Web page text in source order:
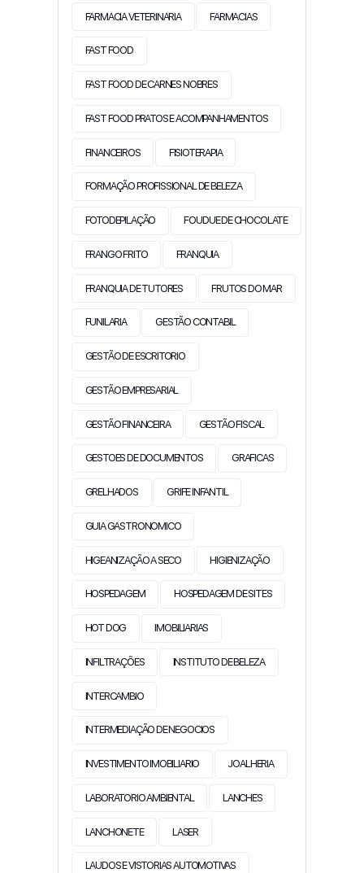
FARMACIA VETERINARIA FARMACIAS
FAST FOOD
FAST FOOD DE CARNES NOBRES
FAST FOOD PRATOS E ACOMPANHAMENTOS
FINANCEIROS FISIOTERAPIA
FORMAÇÃO PROFISSIONAL DE BELEZA
FOTODEPILAÇÃO FOUDUE DE CHOCOLATE
FRANGO FRITO FRANQUIA
FRANQUIA DE TUTORES FRUTOS DO MAR
FUNILARIA GESTÃO CONTABIL
GESTÃO DE ESCRITORIO
GESTÃO EMPRESARIAL
GESTÃO FINANCEIRA GESTÃO FISCAL
GESTOES DE DOCUMENTOS GRAFICAS
GRELHADOS GRIFE INFANTIL
GUIA GASTRONOMICO
HIGEANIZAÇÃO A SECO HIGIENIZAÇÃO
HOSPEDAGEM HOSPEDAGEM DE SITES
HOT DOG IMOBILIARIAS
INFILTRAÇÕES INSTITUTO DE BELEZA
INTERCAMBIO
INTERMEDIAÇÃO DE NEGOCIOS
INVESTIMENTO IMOBILIARIO JOALHERIA
LABORATORIO AMBIENTAL LANCHES
LANCHONETE LASER
LAUDOS E VISTORIAS AUTOMOTIVAS